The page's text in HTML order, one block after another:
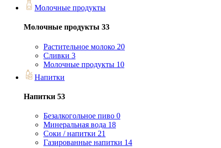
Молочные продукты
Молочные продукты 33
Растительное молоко 20
Сливки 3
Молочные продукты 10
Напитки
Напитки 53
Безалкогольное пиво 0
Минеральная вода 18
Соки / напитки 21
Газированные напитки 14